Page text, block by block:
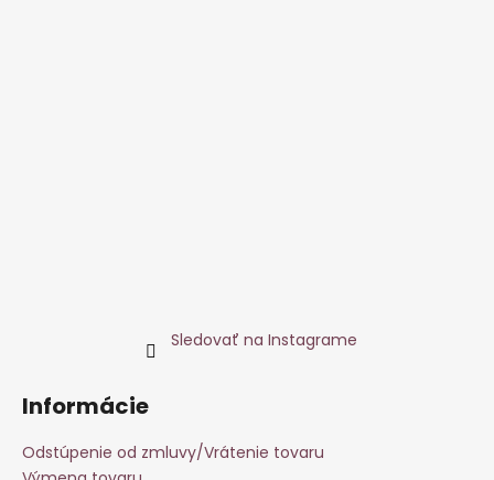
Sledovať na Instagrame
Informácie
Odstúpenie od zmluvy/Vrátenie tovaru